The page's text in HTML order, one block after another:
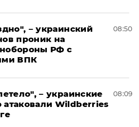
– украинский
проник на
РФ с
ВПК
08:50
– украинские
Wildberries
08:09